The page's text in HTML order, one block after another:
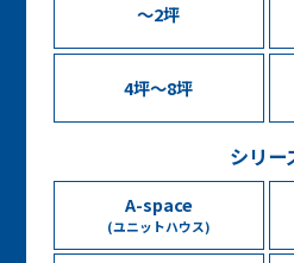
〜2坪
4坪〜8坪
シリー
A-space
(ユニットハウス)